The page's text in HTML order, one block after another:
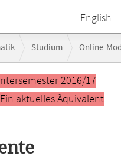
English
Studium Online-
2016/17
aktuelles Äquivalent